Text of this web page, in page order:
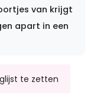
van krijgt
apart in een